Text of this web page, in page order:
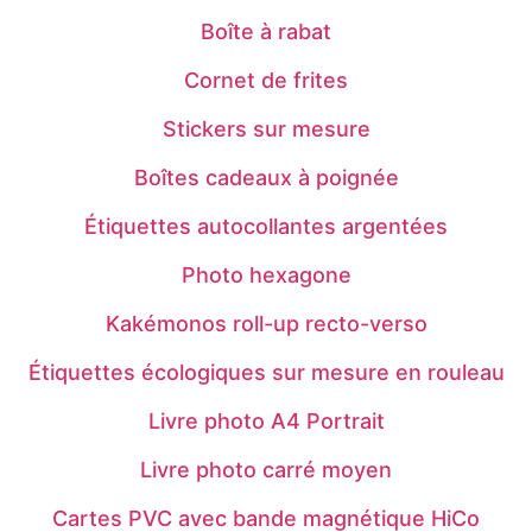
Boîte à rabat
Cornet de frites
Stickers sur mesure
Boîtes cadeaux à poignée
Étiquettes autocollantes argentées
Photo hexagone
Kakémonos roll-up recto-verso
Étiquettes écologiques sur mesure en rouleau
Livre photo A4 Portrait
Livre photo carré moyen
Cartes PVC avec bande magnétique HiCo